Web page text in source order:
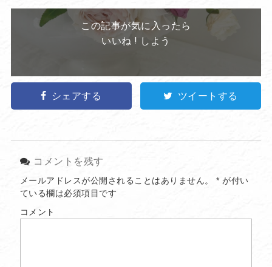
この記事が気に入ったら
いいね ! しよう
シェアする ツイートする
コメントを残す
メールアドレスが公開されることはありません。 * が付い
ている欄は必須項目です
コメント